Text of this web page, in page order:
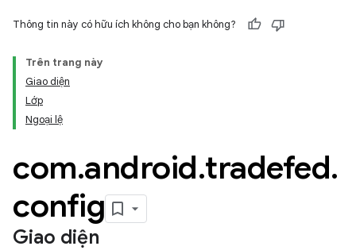
Thông tin này có hữu ích không cho bạn không?
Trên trang này
Giao diện
Lớp
Ngoại lệ
com.android.tradefed.
config
Giao diện